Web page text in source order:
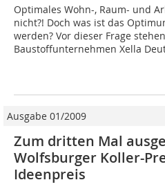
Optimales Wohn-, Raum- und
nicht?! Doch was ist das
werden? Vor dieser Frage
Baustoffunternehmen Xella
Ausgabe 01/2009
Zum dritten Mal
Wolfsburger Koller-
Ideenpreis